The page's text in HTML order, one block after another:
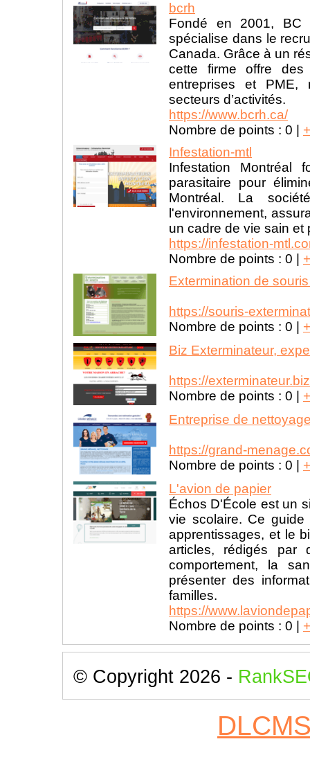
bcrh
Fondé en 2001, BC
spécialise dans le
Canada. Grâce à un
cette firme offre des
entreprises et PME,
secteurs d’activités.
https://www.bcrh.ca/
Nombre de points : 0
Infestation-mtl
Infestation Montréal
parasitaire pour
Montréal. La
l'environnement,
un cadre de vie sain et
https://infestation-
Nombre de points : 0
Extermination de
https://souris-
Nombre de points : 0
Biz Exterminateur,
https://
Nombre de points : 0
Entreprise de
https://grand-
Nombre de points : 0
L'avion de papier
Échos D'École est un
vie scolaire. Ce
apprentissages, et le
articles, rédigés par
comportement, la
présenter des
familles.
https://
Nombre de points : 0
© Copyright 2026 -